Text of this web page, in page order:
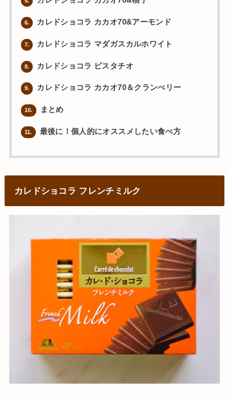
6. カレドショコラ カカオ70&アーモンド
7. カレドショコラ マダガスカルホワイト
8. カレドショコラ ピスタチオ
9. カレドショコラ カカオ70＆クランべリー
10. まとめ
11. 最後に！個人的にオススメしたい食べ方
カレドショコラ フレンチミルク